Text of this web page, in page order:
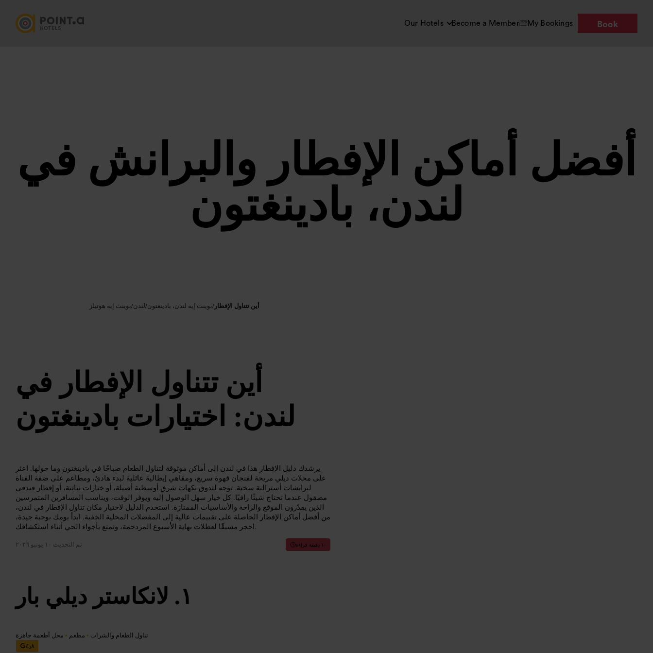
Our Hotels Become a Member My Bookings Book
أفضل أماكن الإفطار والبرانش في
لندن، بادينغتون
بوينت إيه هوتيلز/لندن/بوينت إيه لندن، بادينغتون/ أين تتناول الإفطار
أين تتناول الإفطار في
لندن: اختيارات بادينغتون
يرشدك دليل الإفطار هذا في لندن إلى أماكن موثوقة لتناول الطعام صباحًا في بادينغتون وما حولها. اعثر
على محلات ديلي مريحة لفنجان قهوة سريع، ومقاهي إيطالية عائلية لبدء هادئ، ومطاعم على ضفة القناة
لبرانشات أسترالية سخية. توجه لتذوق نكهات شرق أوسطية أصيلة، أو خيارات نباتية، أو إفطار فندقي
مصقول عندما تحتاج شيئًا راقيًا. كل خيار سهل الوصول إليه ويوفر الوقت، ويناسب المسافرين المتمرسين
الذين يقدّرون الموقع والراحة والأساسيات الممتازة. استخدم الدليل لاختيار مكان تناول الإفطار في لندن،
من أفضل أماكن الإفطار الحاصلة على تقييمات عالية إلى المفضلات المحلية الخفية. ابدأ يومك بوجبة جيدة،
احجز مسبقًا لعطلات نهاية الأسبوع المزدحمة، وتمتع بأجواء الحي أثناء استكشافك.
تم التحديث ١٠ يونيو ٢٠٢٦ ١٠ دقيقة قراءة
لانكاستر ديلي بار
تناول الطعام والشراب • مطعم • محل أطعمة جاهزة
٤٫٨